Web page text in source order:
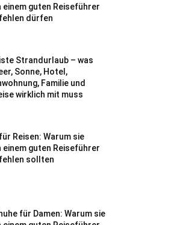
einem guten Reiseführer
dürfen
Strandurlaub – was
Sonne, Hotel,
Familie und
wirklich mit muss
Reisen: Warum sie
einem guten Reiseführer
sollten
für Damen: Warum sie